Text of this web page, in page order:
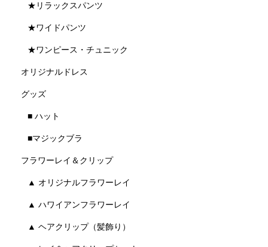
★リラックスパンツ
★ワイドパンツ
★ワンピース・チュニック
オリジナルドレス
グッズ
■ ハット
■マジックブラ
フラワーレイ＆クリップ
▲ オリジナルフラワーレイ
▲ ハワイアンフラワーレイ
▲ ヘアクリップ（髪飾り）